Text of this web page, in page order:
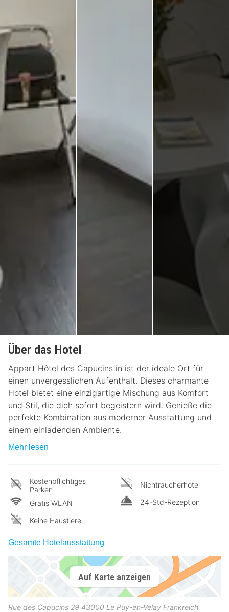
Über das Hotel
Appart Hôtel des Capucins in ist der ideale Ort für
einen unvergesslichen Aufenthalt. Dieses charmante
Hotel bietet eine einzigartige Mischung aus Komfort
und Stil, die dich sofort begeistern wird. Genieße die
perfekte Kombination aus moderner Ausstattung und
einem einladenden Ambiente.
Mehr lesen
Kostenpflichtiges
Parken
Gratis WLAN
Keine Haustiere
Nichtraucherhotel
24-Std-Rezeption
Gesamte Hotelausstattung
Auf Karte anzeigen
Rue des Capucins 29 43000 Le Puy-en-Velay Frankreich